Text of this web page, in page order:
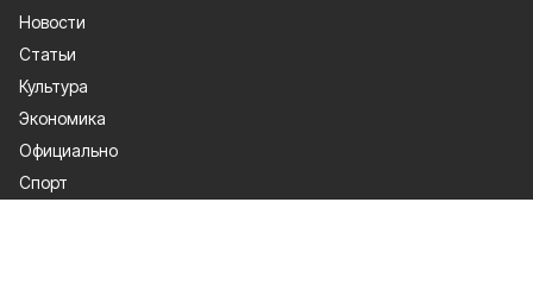
Новости
Статьи
Культура
Экономика
Официально
Спорт